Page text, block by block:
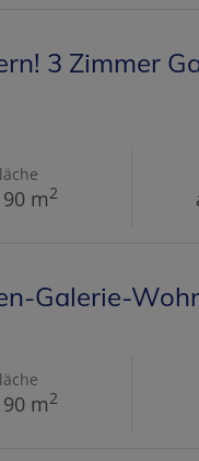
3 Zimmer
m2
Galerie-
m2